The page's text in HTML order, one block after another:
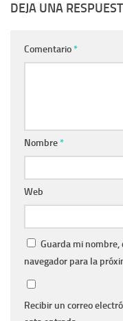
DEJA UNA
Comentario*
Nombre*
Web
Guarda mi nombre,
navegador para la
Recibir un correo